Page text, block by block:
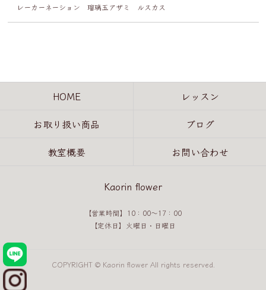
レーカーネーション 瑠璃玉アザミ ルスカス
HOME
レッスン
お取り扱い商品
ブログ
教室概要
お問い合わせ
Kaorin flower
【営業時間】10：00～17：00
【定休日】火曜日・日曜日
COPYRIGHT © Kaorin flower All rights reserved.